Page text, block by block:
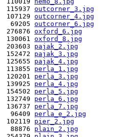
outcorner_3.jpg
outcorner_4.jpg
69205 outcorner_6.jpg
oxford_6.jpg
oxford_8.jpg
pajak_2.jpg
pajak_3.jpg
pajak_4.jpg
perla_1.jpg
perla_3.jpg
perla_4.jpg
perla_5.jpg
perla_6.jpg
perla_7.jpg
96409 perla_e_2.jpg
pier_2.jpg
88876 plain_2.jpg